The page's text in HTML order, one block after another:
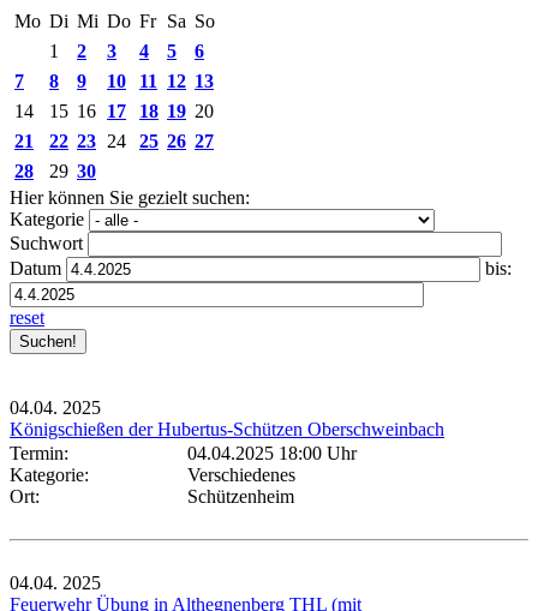
Mo Di Mi Do Fr Sa So
1
2 3 4 5
6
7
8 9 10 11 12 13
14
15 16 17 18 19 20
21
22 23 24 25 26 27
28
29 30
Hier können Sie gezielt suchen:
Kategorie
Suchwort
Datum
bis:
reset
04.04. 2025
Königschießen der Hubertus-Schützen Oberschweinbach
Termin:
04.04.2025 18:00 Uhr
Kategorie:
Verschiedenes
Ort:
Schützenheim
04.04. 2025
Feuerwehr Übung in Althegnenberg THL (mit